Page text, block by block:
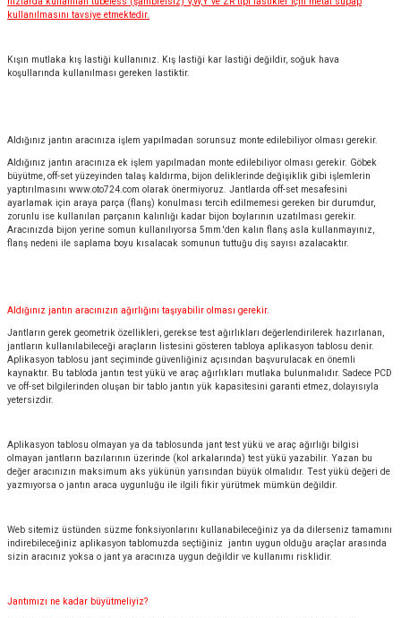
kullanılmasını tavsiye etmektedir.
Kışın mutlaka kış lastiği kullanınız. Kış lastiği kar lastiği değildir, soğuk hava
koşullarında kullanılması gereken lastiktir.
Aldığınız jantın aracınıza işlem yapılmadan sorunsuz monte edilebiliyor olması gerekir.
Aldığınız jantın aracınıza ek işlem yapılmadan monte edilebiliyor olması gerekir. Göbek
büyütme, off-set yüzeyinden talaş kaldırma, bijon deliklerinde değişiklik gibi işlemlerin
yaptırılmasını www.oto724.com olarak önermiyoruz. Jantlarda off-set mesafesini
ayarlamak için araya parça (flanş) konulması tercih edilmemesi gereken bir durumdur,
zorunlu ise kullanılan parçanın kalınlığı kadar bijon boylarının uzatılması gerekir.
Aracınızda bijon yerine somun kullanılıyorsa 5mm.'den kalın flanş asla kullanmayınız,
flanş nedeni ile saplama boyu kısalacak somunun tuttuğu diş sayısı azalacaktır.
Aldığınız jantın aracınızın ağırlığını taşıyabilir olması gerekir.
Jantların gerek geometrik özellikleri, gerekse test ağırlıkları değerlendirilerek hazırlanan,
jantların kullanılabileceği araçların listesini gösteren tabloya aplikasyon tablosu denir.
Aplikasyon tablosu jant seçiminde güvenliğiniz açısından başvurulacak en önemli
kaynaktır. Bu tabloda jantın test yükü ve araç ağırlıkları mutlaka bulunmalıdır. Sadece PCD
ve off-set bilgilerinden oluşan bir tablo jantın yük kapasitesini garanti etmez, dolayısıyla
yetersizdir.
Aplikasyon tablosu olmayan ya da tablosunda jant test yükü ve araç ağırlığı bilgisi
olmayan jantların bazılarının üzerinde (kol arkalarında) test yükü yazabilir. Yazan bu
değer aracınızın maksimum aks yükünün yarısından büyük olmalıdır. Test yükü değeri de
yazmıyorsa o jantın araca uygunluğu ile ilgili fikir yürütmek mümkün değildir.
Web sitemiz üstünden süzme fonksiyonlarını kullanabileceğiniz ya da dilerseniz tamamını
indirebileceğiniz aplikasyon tablomuzda seçtiğiniz jantın uygun olduğu araçlar arasında
sizin aracınız yoksa o jant ya aracınıza uygun değildir ve kullanımı risklidir.
Jantımızı ne kadar büyütmeliyiz?